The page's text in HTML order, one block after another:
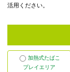
活用ください。
加熱式たばこ
プレイエリア